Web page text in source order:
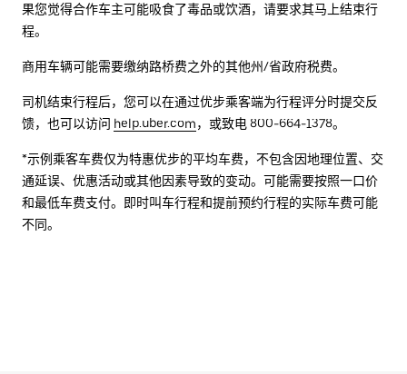
果您觉得合作车主可能吸食了毒品或饮酒，请要求其马上结束行
程。
商用车辆可能需要缴纳路桥费之外的其他州/省政府税费。
司机结束行程后，您可以在通过优步乘客端为行程评分时提交反
馈，也可以访问 help.uber.com，或致电 800-664-1378。
*示例乘客车费仅为特惠优步的平均车费，不包含因地理位置、交
通延误、优惠活动或其他因素导致的变动。可能需要按照一口价
和最低车费支付。即时叫车行程和提前预约行程的实际车费可能
不同。